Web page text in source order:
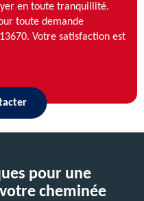
en toute tranquillité.
toute demande
Votre satisfaction est
pour une
cheminée